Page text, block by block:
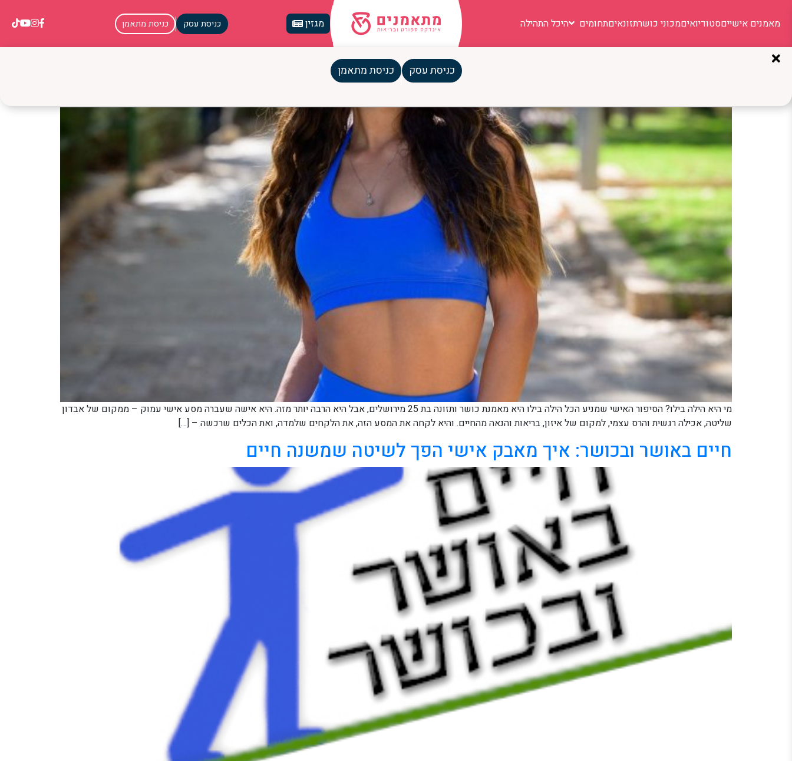
מאמנים אישייםסטודיואיםמכוני כושרתזונאיםתחומים היכל התהילה מגזין כניסת עסק כניסת מתאמן
כניסת עסק כניסת מתאמן
הילה בילו: המאמנת שמשנה הרגלים — לא רק מספר על המשקל
מי היא הילה בילו? הסיפור האישי שמניע הכל הילה בילו היא מאמנת כושר ותזונה בת 25 מירושלים, אבל היא הרבה יותר מזה. היא אישה שעברה מסע אישי עמוק – ממקום של אבדון
שליטה, אכילה רגשית והרס עצמי, למקום של איזון, בריאות והנאה מהחיים. והיא לקחה את המסע הזה, את הלקחים שלמדה, ואת הכלים שרכשה – […]
חיים באושר ובכושר: איך מאבק אישי הפך לשיטה שמשנה חיים